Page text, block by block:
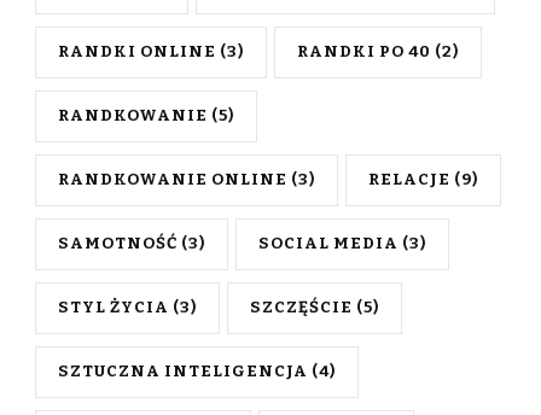
RANDKI ONLINE (3) RANDKI PO 40 (2)
RANDKOWANIE (5)
RANDKOWANIE ONLINE (3) RELACJE (9)
SAMOTNOŚĆ (3) SOCIAL MEDIA (3)
STYL ŻYCIA (3) SZCZĘŚCIE (5)
SZTUCZNA INTELIGENCJA (4)